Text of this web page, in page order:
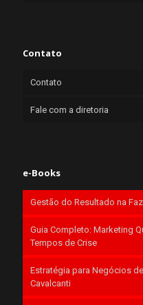
Contato
Contato
Fale com a diretoria
e-Books
Gestão do Resultado na
Guia Completo: Marketing
Tempos de Crise
Estratégia para Negócios
Cavalcanti